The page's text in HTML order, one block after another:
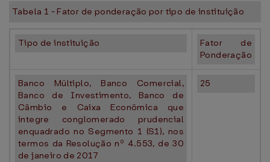
Tabela 1 - Fator de ponderação por tipo de instituição
Tipo de instituição
Fator de
Ponderação
Banco Múltiplo, Banco Comercial,
Banco de Investimento, Banco de
Câmbio e Caixa Econômica que
integre conglomerado prudencial
enquadrado no Segmento 1 (S1), nos
termos da Resolução nº 4.553, de 30
de janeiro de 2017
25